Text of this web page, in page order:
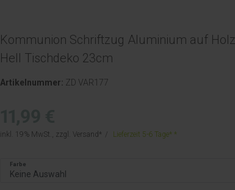
Kommunion Schriftzug Aluminium auf
Hell Tischdeko 23cm
Artikelnummer: ZD VAR177
inkl. 19% MwSt., zzgl. Versand Lieferzeit 5-6 Tage*
Farbe